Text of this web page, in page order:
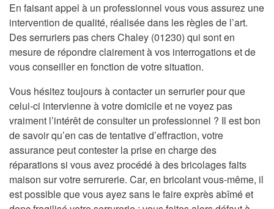
En faisant appel à un professionnel vous vous assurez une
intervention de qualité, réalisée dans les règles de l’art.
Des serruriers pas chers Chaley (01230) qui sont en
mesure de répondre clairement à vos interrogations et de
vous conseiller en fonction de votre situation.
Vous hésitez toujours à contacter un serrurier pour que
celui-ci intervienne à votre domicile et ne voyez pas
vraiment l’intérêt de consulter un professionnel ? Il est bon
de savoir qu’en cas de tentative d’effraction, votre
assurance peut contester la prise en charge des
réparations si vous avez procédé à des bricolages faits
maison sur votre serrurerie. Car, en bricolant vous-même, il
est possible que vous ayez sans le faire exprès abîmé et